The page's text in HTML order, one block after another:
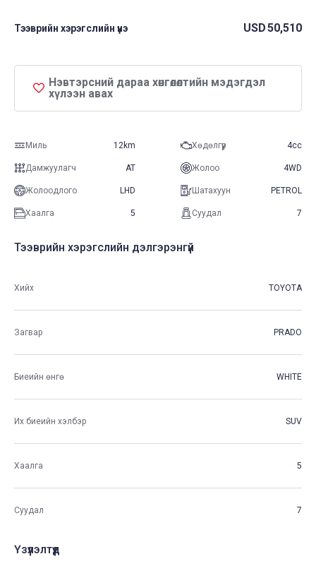
Тээврийн хэрэгслийн үнэ USD50,510
Нэвтэрсний дараа хөнгөлөлтийн мэдэгдэл
хүлээн авах
Миль 12km Хөдөлгүүр 4cc
Дамжуулагч AT Жолоо 4WD
Жолоодлого LHD Шатахуун PETROL
Хаалга 5 Суудал 7
Тээврийн хэрэгслийн дэлгэрэнгүй
Хийх TOYOTA
Загвар PRADO
Биеийн өнгө WHITE
Их биеийн хэлбэр SUV
Хаалга 5
Суудал 7
Үзүүлэлтүүд